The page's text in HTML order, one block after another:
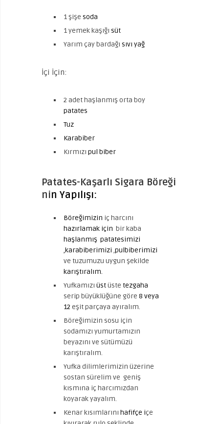
1 şişe soda
1 yemek kaşığı süt
Yarım çay bardağı sıvı yağ
İçi İçin:
2 adet haşlanmış orta boy
patates
Tuz
Karabiber
Kırmızı pul biber
Patates-Kaşarlı Sigara Böreği
nin Yapılışı:
Böreğimizin iç harcını
hazırlamak için bir kaba
haşlanmış patatesimizi
,karabiberimizi ,pulbiberimizi
ve tuzumuzu uygun şekilde
karıştıralım.
Yufkamızı üstüste tezgaha
serip büyüklüğüne göre 8 veya
12 eşit parçaya ayıralım.
Böreğimizin sosu için
sodamızı yumurtamızın
beyazını ve sütümüzü
karıştıralım.
Yufka dilimlerimizin üzerine
sostan sürelim ve geniş
kısmına iç harcımızdan
koyarak yayalım.
Kenar kısımlarını hafifçe içe